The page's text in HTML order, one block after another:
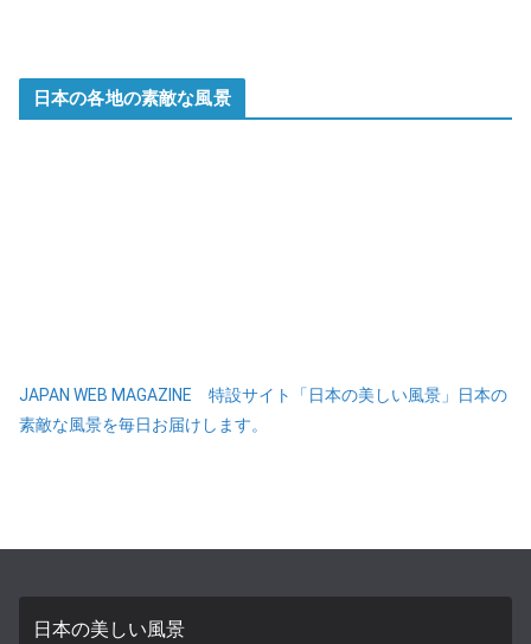
日本の各地の素敵な風景
JAPAN WEB MAGAZINE 特設サイト「日本の美しい風景」日本の
素敵な風景を毎日お届けします。
日本の美しい風景